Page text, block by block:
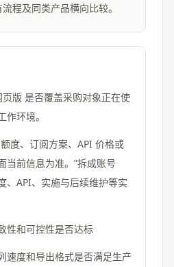
程及同类产品横向比较。
版 是否覆盖采购对象正在使
环境。
度、订阅方案、API 价格或
当前信息为准。”拆成账号
、API、实施与后续维护等实
性和可控性是否达标
速度和导出格式是否满足生产